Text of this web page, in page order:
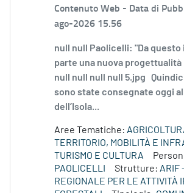
Contenuto Web - Data di
ago-2026 15.56
null null Paolicelli: "Da
parte una nuova
null null null null 5.jpg
sono state consegnate oggi
dell’Isola...
Aree Tematiche:
TERRITORIO, MOBILITÀ E
TURISMO E CULTURA
PAOLICELLI
Strutture: ARIF
REGIONALE PER LE ATTIVITÀ